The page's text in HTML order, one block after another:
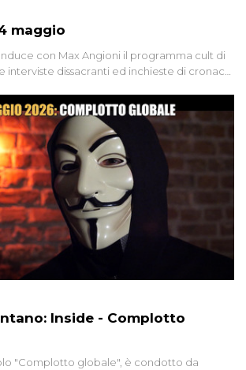
maggio
con Max Angioni il programma cult di
interviste dissacranti ed inchieste di cronaca
Inside - Complotto
"Complotto globale", è condotto da